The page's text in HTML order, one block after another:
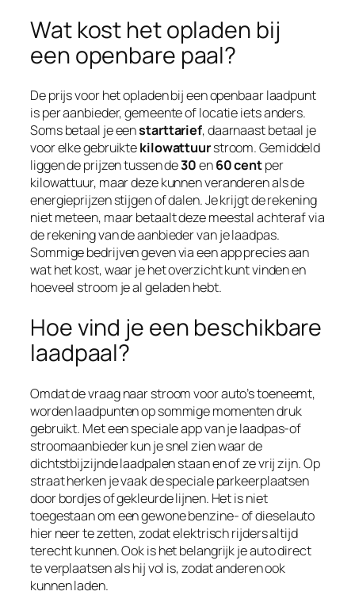
Wat kost het opladen bij
een openbare paal?
De prijs voor het opladen bij een openbaar laadpunt
is per aanbieder, gemeente of locatie iets anders.
Soms betaal je eenstarttarief, daarnaast betaal je
voor elke gebruiktekilowattuurstroom. Gemiddeld
liggen de prijzen tussen de30en60 centper
kilowattuur, maar deze kunnen veranderen als de
energieprijzen stijgen of dalen. Je krijgt de rekening
niet meteen, maar betaalt deze meestal achteraf via
de rekening van de aanbieder van je laadpas.
Sommige bedrijven geven via een app precies aan
wat het kost, waar je het overzicht kunt vinden en
hoeveel stroom je al geladen hebt.
Hoe vind je een beschikbare
laadpaal?
Omdat de vraag naar stroom voor auto’s toeneemt,
worden laadpunten op sommige momenten druk
gebruikt. Met een speciale app van je laadpas-of
stroomaanbieder kun je snel zien waar de
dichtstbijzijnde laadpalen staan en of ze vrij zijn. Op
straat herken je vaak de speciale parkeerplaatsen
door bordjes of gekleurde lijnen. Het is niet
toegestaan om een gewone benzine- of dieselauto
hier neer te zetten, zodat elektrisch rijders altijd
terecht kunnen. Ook is het belangrijk je auto direct
te verplaatsen als hij vol is, zodat anderen ook
kunnen laden.